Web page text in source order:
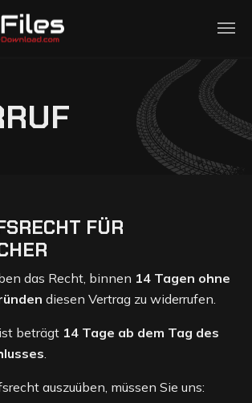
RUF
FÜR
das Recht, binnen 14 Tagen ohne
diesen Vertrag zu widerrufen.
beträgt 14 Tage ab dem Tag des
.
auszuüben, müssen Sie uns: